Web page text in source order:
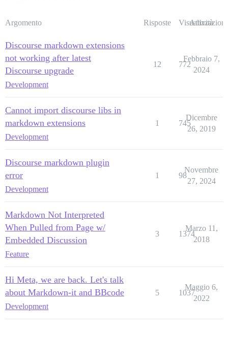
Argomento Risposte Visualizzazioni
Attività
Discourse markdown extensions
not working after latest
Discourse upgrade
Development
12 772
Febbraio 7,
2024
Cannot import discourse libs in
markdown extensions
Development
1 745
Dicembre
26, 2019
Discourse markdown plugin
error
Development
1 98
Novembre
27, 2024
Markdown Not Interpreted
When Pulled from Page w/
Embedded Discussion
Feature
3 1374
Marzo 11,
2018
Hi Meta, we are back. Let's talk
about Markdown-it and BBcode
Development
5 1037
Maggio 6,
2022